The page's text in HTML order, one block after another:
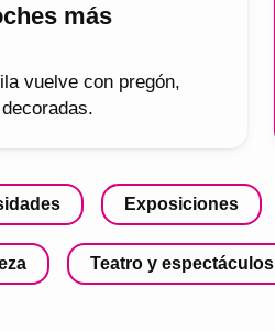
más
vuelve con pregón,
Exposiciones
Teatro y espectáculos